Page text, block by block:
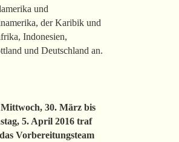
und
der Karibik und
Indonesien,
und Deutschland an.
30. März bis
5. April 2016 traf
Vorbereitungsteam